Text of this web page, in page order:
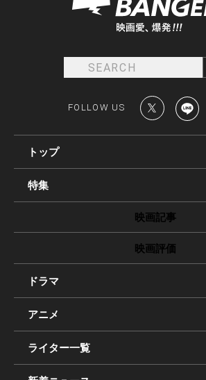
FOLLOW US
トップ
特集
映画記事
映画評価
ドラマ
アニメ
ライター一覧